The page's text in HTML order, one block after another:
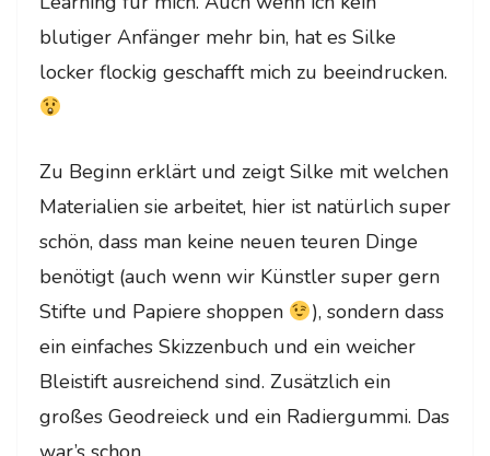
blutiger Anfänger mehr bin, hat es Silke
locker flockig geschafft mich zu beeindrucken.
Zu Beginn erklärt und zeigt Silke mit welchen
Materialien sie arbeitet, hier ist natürlich super
schön, dass man keine neuen teuren Dinge
benötigt (auch wenn wir Künstler super gern
Stifte und Papiere shoppen
), sondern dass
ein einfaches Skizzenbuch und ein weicher
Bleistift ausreichend sind. Zusätzlich ein
großes Geodreieck und ein Radiergummi. Das